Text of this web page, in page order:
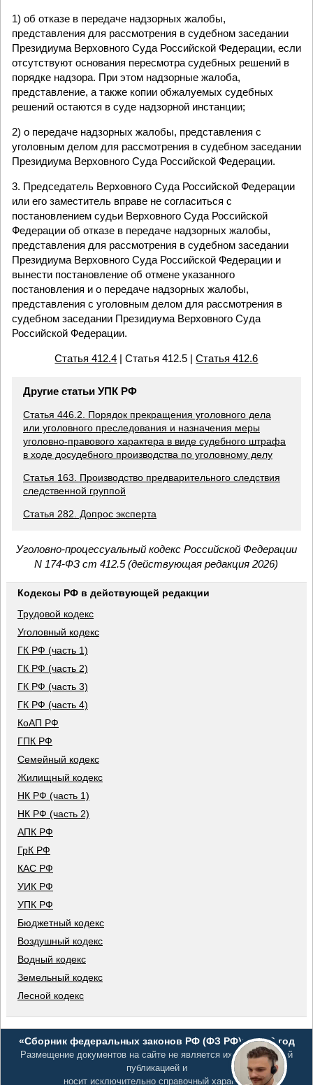
1) об отказе в передаче надзорных жалобы,
представления для рассмотрения в судебном заседании
Президиума Верховного Суда Российской Федерации, если
отсутствуют основания пересмотра судебных решений в
порядке надзора. При этом надзорные жалоба,
представление, а также копии обжалуемых судебных
решений остаются в суде надзорной инстанции;
2) о передаче надзорных жалобы, представления с
уголовным делом для рассмотрения в судебном заседании
Президиума Верховного Суда Российской Федерации.
3. Председатель Верховного Суда Российской Федерации
или его заместитель вправе не согласиться с
постановлением судьи Верховного Суда Российской
Федерации об отказе в передаче надзорных жалобы,
представления для рассмотрения в судебном заседании
Президиума Верховного Суда Российской Федерации и
вынести постановление об отмене указанного
постановления и о передаче надзорных жалобы,
представления с уголовным делом для рассмотрения в
судебном заседании Президиума Верховного Суда
Российской Федерации.
Статья 412.4 | Статья 412.5 |Статья 412.6
Другие статьи УПК РФ
Статья 446.2. Порядок прекращения уголовного дела
или уголовного преследования и назначения меры
уголовно-правового характера в виде судебного штрафа
в ходе досудебного производства по уголовному делу
Статья 163. Производство предварительного следствия
следственной группой
Статья 282. Допрос эксперта
Уголовно-процессуальный кодекс Российской Федерации
N 174-ФЗ ст 412.5 (действующая редакция 2026)
Кодексы РФ в действующей редакции
Трудовой кодекс
Уголовный кодекс
ГК РФ (часть 1)
ГК РФ (часть 2)
ГК РФ (часть 3)
ГК РФ (часть 4)
КоАП РФ
ГПК РФ
Семейный кодекс
Жилищный кодекс
НК РФ (часть 1)
НК РФ (часть 2)
АПК РФ
ГрК РФ
КАС РФ
УИК РФ
УПК РФ
Бюджетный кодекс
Воздушный кодекс
Водный кодекс
Земельный кодекс
Лесной кодекс
«Сборник федеральных законов РФ (ФЗ РФ)», 2026 год
Размещение документов на сайте не является их официальной
публикацией и
носит исключительно справочный характер